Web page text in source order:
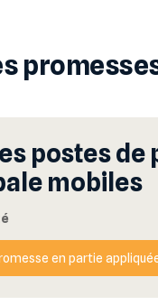
postes de
mobiles
en partie